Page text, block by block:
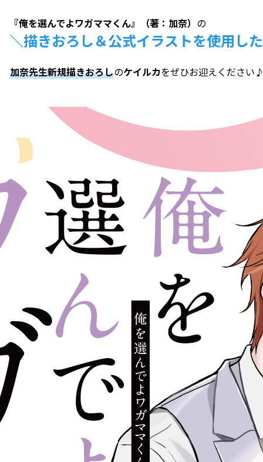
『俺を選んでよワガママくん』（著：加奈） の
＼描きおろし＆公式イラストを使用し
加奈先生新規描きおろしのケイルカをぜひお迎えください